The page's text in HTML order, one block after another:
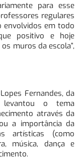
para esse
regulares
envolvidos em todo
positivo e hoje
muros da escola”,
Fernandes, da
levantou o tema
através da
a importância da
artísticas (como
música, dança e